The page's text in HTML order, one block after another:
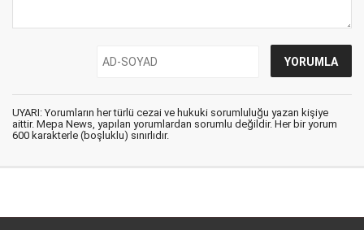
UYARI: Yorumların her türlü cezai ve hukuki sorumluluğu yazan kişiye
aittir. Mepa News, yapılan yorumlardan sorumlu değildir. Her bir yorum
600 karakterle (boşluklu) sınırlıdır.